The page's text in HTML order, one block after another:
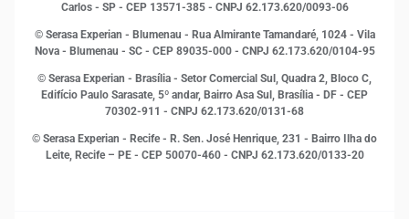
Open Finance
Proteção de Dados
Sustentabilidade Corporativa
Carlos - SP - CEP 13571-385 - CNPJ 62.173.620/0093-06
© Serasa Experian - Blumenau - Rua Almirante Tamandaré, 1024 - Vila
Nova - Blumenau - SC - CEP 89035-000 - CNPJ 62.173.620/0104-95
© Serasa Experian - Brasília - Setor Comercial Sul, Quadra 2, Bloco C,
Edifício Paulo Sarasate, 5º andar, Bairro Asa Sul, Brasília - DF - CEP
70302-911 - CNPJ 62.173.620/0131-68
© Serasa Experian - Recife - R. Sen. José Henrique, 231 - Bairro Ilha do
Leite, Recife – PE - CEP 50070-460 - CNPJ 62.173.620/0133-20